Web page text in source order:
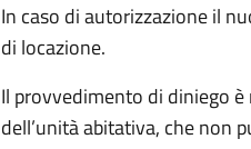
In caso di autorizzazione il
di locazione.
Il provvedimento di diniego
dell’unità abitativa, che non